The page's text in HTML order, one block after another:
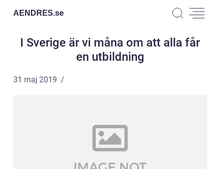
AENDRES.se
I Sverige är vi måna om att alla får
en utbildning
31 maj 2019